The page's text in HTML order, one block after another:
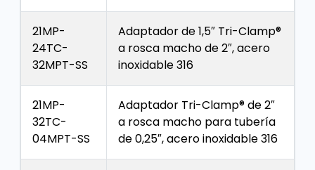
21MP-
24TC-
32MPT-SS
Adaptador de 1,5″ Tri-Clamp®
a rosca macho de 2″, acero
inoxidable 316
21MP-
32TC-
04MPT-SS
Adaptador Tri-Clamp® de 2″
a rosca macho para tubería
de 0,25″, acero inoxidable 316